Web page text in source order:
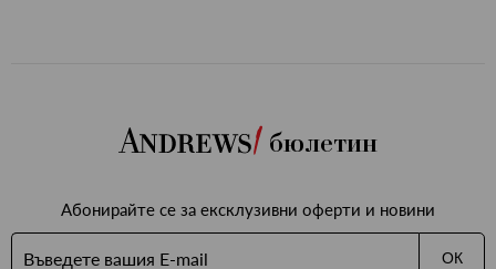
бюлетин
Абонирайте се за ексклузивни оферти и новини
ОК